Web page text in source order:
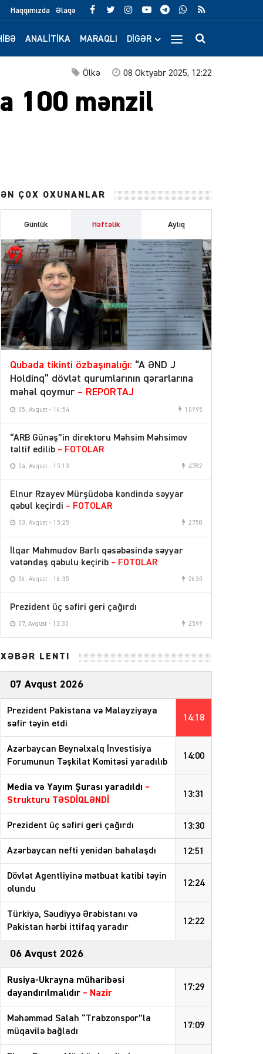
Haqqımızda Əlaqə
ANALITIKA MARAQLI DIGƏR
08 Oktyabr 2025, 12:22
Ölkə
100 mənzil
ƏN ÇOX OXUNANLAR
Günlük Həftəlik Aylıq
Qubada tikinti özbaşınalığı: “A ƏND J
Holdinq” dövlət qurumlarının qərarlarına
məhəl qoymur – REPORTAJ
05, Avqust - 16:54 10995
“ARB Günəş”in direktoru Məhsim Məhsimov
təltif edilib – FOTOLAR
04, Avqust - 15:13 4782
Elnur Rzayev Mürşüdoba kəndində səyyar
qəbul keçirdi – FOTOLAR
03, Avqust - 15:25 2758
İlqar Mahmudov Barlı qəsəbəsində səyyar
vətəndaş qəbulu keçirib – FOTOLAR
06, Avqust - 16:35 2630
Prezident üç səfiri geri çağırdı
07, Avqust - 13:30 2599
XƏBƏR LENTİ
07 Avqust 2026
14:18
Prezident Pakistana və Malayziyaya
səfir təyin etdi
14:00
Azərbaycan Beynəlxalq İnvestisiya
Forumunun Təşkilat Komitəsi yaradılıb
13:31
Media və Yayım Şurası yaradıldı –
Strukturu TƏSDİQLƏNDİ
13:30
Prezident üç səfiri geri çağırdı
12:51
Azərbaycan nefti yenidən bahalaşdı
12:24
Dövlət Agentliyinə mətbuat katibi təyin
olundu
12:22
Türkiyə, Səudiyyə Ərəbistanı və
Pakistan hərbi ittifaq yaradır
06 Avqust 2026
17:29
Rusiya-Ukrayna müharibəsi
dayandırılmalıdır – Nazir
17:09
Məhəmməd Salah “Trabzonspor”la
müqavilə bağladı